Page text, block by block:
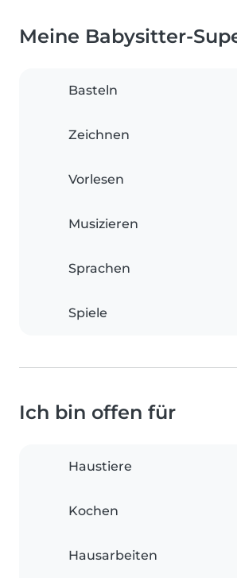
Meine Babysitter-
Basteln
Zeichnen
Vorlesen
Musizieren
Sprachen
Spiele
Ich bin offen für
Haustiere
Kochen
Hausarbeiten